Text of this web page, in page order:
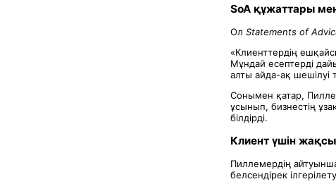
SoA құжаттары
Ол Statements of
«Клиенттердің
Мұндай есептерді
алты айда-ақ шешілуі
Сонымен қатар,
ұсынып, бизнестің
білдірді.
Клиент үшін
Пиллемердің
белсендірек